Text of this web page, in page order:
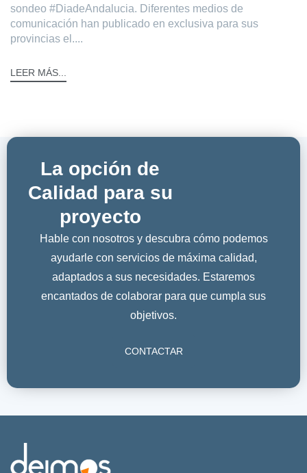
sondeo #DiadeAndalucia. Diferentes medios de
comunicación han publicado en exclusiva para sus
provincias el....
LEER MÁS...
La opción de
Calidad para su
proyecto
Hable con nosotros y descubra cómo podemos
ayudarle con servicios de máxima calidad,
adaptados a sus necesidades. Estaremos
encantados de colaborar para que cumpla sus
objetivos.
CONTACTAR